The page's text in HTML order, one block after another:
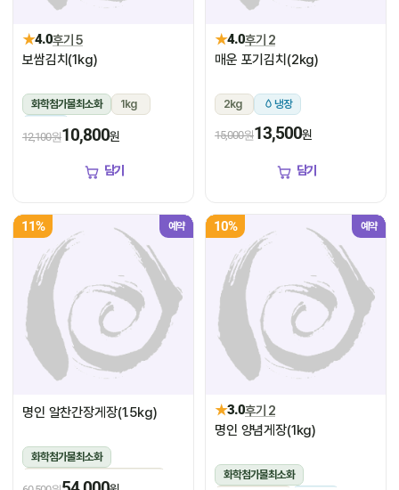
★4.0후기 5
보쌈김치(1kg)
화학첨가물최소화
1kg
12,100원10,800원
담기
★4.0후기 2
매운 포기김치(2kg)
2kg 냉장
15,000원13,500원
담기
11% 예약
명인 알찬간장게장(1.5kg)
화학첨가물최소화
1.5kg(꽃게450g,장물1,050g)
10% 예약
★3.0후기 2
명인 양념게장(1kg)
화학첨가물최소화